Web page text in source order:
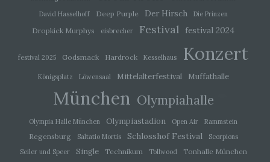
David Hasselhoff
Deep Purple Der Hirsch Die Prinzen
Dropkick Murphys eisbrecher Festival festival 2024
festival 2025 Godsmack Hardrock Kesselhaus Konzert
Königsplatz Löwensaal Mittelalterfestival Muffathalle
München Olympiahalle
Olympia Halle München Olympiastadion Open Air Rammstein
Regensburg Saltatio Mortis Schlosshof Festival
Scorpions
Seiler und Speer
Single Technikum Tollwood Tonhalle München
Auftragsverarbeiter ist eine natürliche oder
juristische Person, Behörde, Einrichtung oder
Auftrag des Verantwortlichen verarbeitet.
i) Empfänger
Empfänger ist eine natürliche oder juristische
Person, Behörde, Einrichtung oder andere Stelle,